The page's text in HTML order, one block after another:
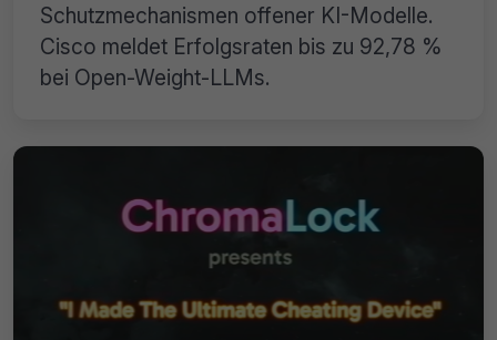
Schutzmechanismen offener KI-Modelle.
Cisco meldet Erfolgsraten bis zu 92,78 %
bei Open-Weight-LLMs.